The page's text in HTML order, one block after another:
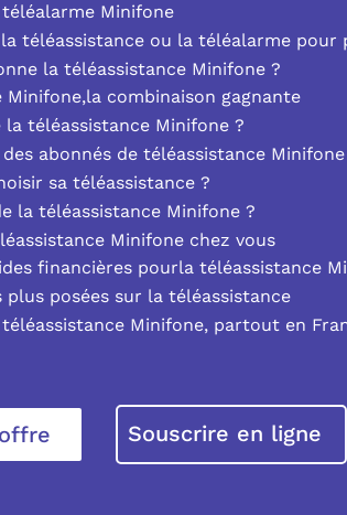
Minifone
téléassistance ou la téléalarme pour
la téléassistance Minifone ?
Minifone,la combinaison gagnante
la téléassistance Minifone ?
abonnés de téléassistance Minifone
sa téléassistance ?
la téléassistance Minifone ?
Minifone chez vous
financières pourla téléassistance
plus posées sur la téléassistance
Minifone, partout en
Souscrire en ligne